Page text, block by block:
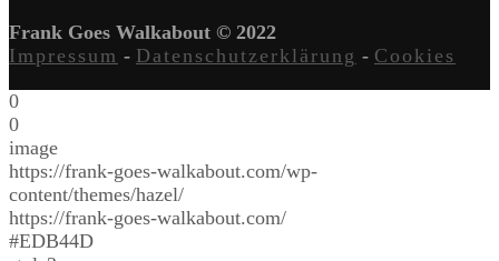
Frank Goes Walkabout © 2022
Impressum - Datenschutzerklärung - Cookies
0
0
image
https://frank-goes-walkabout.com/wp-
content/themes/hazel/
https://frank-goes-walkabout.com/
#EDB44D